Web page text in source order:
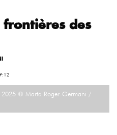
frontières des
2025 © Marta Roger-Germani /